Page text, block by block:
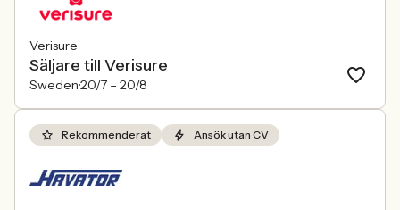
Verisure
Säljare till Verisure
Sweden20/7 – 20/8
Rekommenderat Ansök utan CV